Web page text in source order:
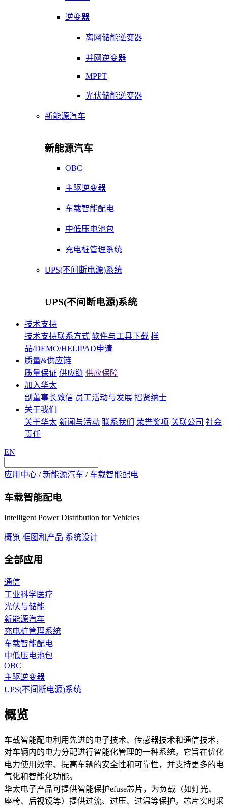
逆变器
离网储能逆变器
并网逆变器
MPPT
光伏储能逆变器
新能源汽车
新能源汽车
OBC
主驱逆变器
车载智能配电
中低压电池包
充电桩管理系统
UPS(不间断电源)系统
UPS(不间断电源)系统
技术支持
技术支持联系方式 软件与工具下载 样
品/DEMO/HELIPAD申请
质量&供应链
质量保证 供应链 供应保障
加入华太
副董事长致信 员工活动与发展 招贤纳士
关于我们
关于华太 新闻与活动 联系我们 荣誉奖项 关联公司 社会
责任
EN
应用中心 /新能源汽车 / 车载智能配电
车载智能配电
Intelligent Power Distribution for Vehicles
概览 框图和产品 系统设计
全部应用
通信
工业科学医疗
光伏与储能
新能源汽车
充电桩管理系统
车载智能配电
中低压电池包
OBC
主驱逆变器
UPS(不间断电源)系统
概览
车载智能配电利用先进的电子技术、传感器技术和通信技术，
对车辆内的电力分配进行智能化管理的一种系统。它旨在优化
电力使用效率、提高车辆的安全性和可靠性，并支持更多的电
气化和智能化功能。
华太电子产品可提供智能保护efuse芯片，为负载（如灯光、
座椅、后视镜等）提供过流、过压、过温等保护。芯片实时采